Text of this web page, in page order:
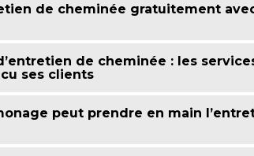
de cheminée gratuitement
de cheminée : les
ses clients
peut prendre en main